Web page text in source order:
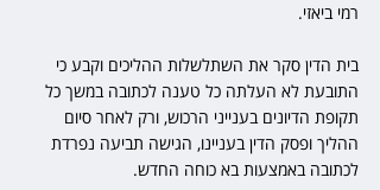
רמי ביאזי.
בית הדין סקר את השתלשלות ההליכים וקבע כי
התובעת לא העלתה כל טענה לכתובה במשך כל
תקופת הדיונים בענייני הרכוש, ורק לאחר סיום
ההליך ופסק הדין בעניינו, הגישה תביעה נפרדת
לכתובה באמצעות בא כוחה החדש.